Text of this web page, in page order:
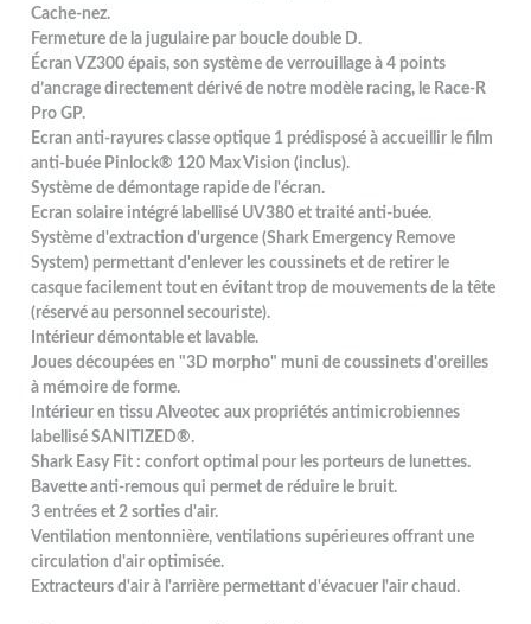
Cache-nez.
Fermeture de la jugulaire par boucle double D.
Écran VZ300 épais, son système de verrouillage à 4 points
d’ancrage directement dérivé de notre modèle racing, le Race-R
Pro GP.
Ecran anti-rayures classe optique 1 prédisposé à accueillir le film
anti-buée Pinlock® 120 Max Vision (inclus).
Système de démontage rapide de l'écran.
Ecran solaire intégré labellisé UV380 et traité anti-buée.
Système d'extraction d'urgence (Shark Emergency Remove
System) permettant d'enlever les coussinets et de retirer le
casque facilement tout en évitant trop de mouvements de la tête
(réservé au personnel secouriste).
Intérieur démontable et lavable.
Joues découpées en "3D morpho" muni de coussinets d'oreilles
à mémoire de forme.
Intérieur en tissu Alveotec aux propriétés antimicrobiennes
labellisé SANITIZED®.
Shark Easy Fit : confort optimal pour les porteurs de lunettes.
Bavette anti-remous qui permet de réduire le bruit.
3 entrées et 2 sorties d'air.
Ventilation mentonnière, ventilations supérieures offrant une
circulation d'air optimisée.
Extracteurs d'air à l'arrière permettant d'évacuer l'air chaud.